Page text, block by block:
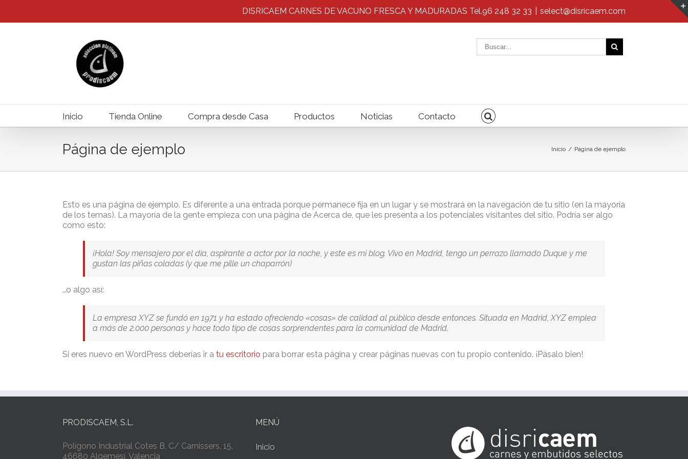
DISRICAEM CARNES DE VACUNO FRESCA Y MADURADAS Tel.96 248 32 33 select@disricaem.com
Inicio Tienda Online Compra desde Casa Productos Noticias Contacto
Página de ejemplo Inicio / Página de ejemplo
Esto es una página de ejemplo. Es diferente a una entrada porque permanece fija en un lugar y se mostrará en la navegación de tu sitio (en la mayoría
de los temas). La mayoría de la gente empieza con una página de Acerca de, que les presenta a los potenciales visitantes del sitio. Podría ser algo
como esto:
¡Hola! Soy mensajero por el día, aspirante a actor por la noche, y este es mi blog. Vivo en Madrid, tengo un perrazo llamado Duque y me
gustan las piñas coladas (y que me pille un chaparrón)
…o algo así:
La empresa XYZ se fundó en 1971 y ha estado ofreciendo «cosas» de calidad al público desde entonces. Situada en Madrid, XYZ emplea
a más de 2.000 personas y hace todo tipo de cosas sorprendentes para la comunidad de Madrid.
Si eres nuevo en WordPress deberías ir a tu escritorio para borrar esta página y crear páginas nuevas con tu propio contenido. ¡Pásalo bien!
PRODISCAEM, S.L.
Polígono Industrial Cotes B, C/ Carnissers, 15,
46680 Algemesí, Valencia
MENÚ
Inicio